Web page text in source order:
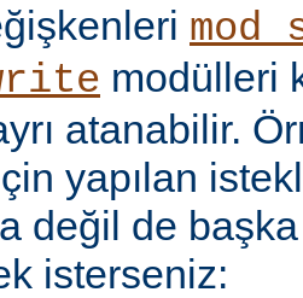
modülleri
atanabilir.
yapılan
değil de
isterseniz: